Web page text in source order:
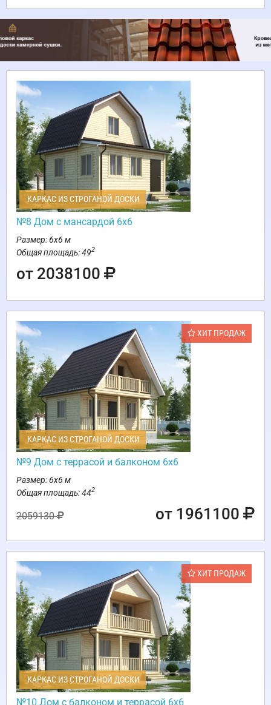
КАРКАС ИЗ СТРОГАНОЙ ДОСКИ
№8 Дом с мансардой 6х6
Размер: 6х6 м
Общая площадь: 492
от 2038100
ХИТ ПРОДАЖ
КАРКАС ИЗ СТРОГАНОЙ ДОСКИ
№9 Дом с террасой и балконом 6х6
Размер: 6х6 м
Общая площадь: 442
2059130 от 1961100
ХИТ ПРОДАЖ
КАРКАС ИЗ СТРОГАНОЙ ДОСКИ
№10 Дом с балконом и террасой 6х6